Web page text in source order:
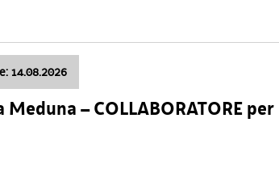
14.08.2026
– COLLABORATORE per